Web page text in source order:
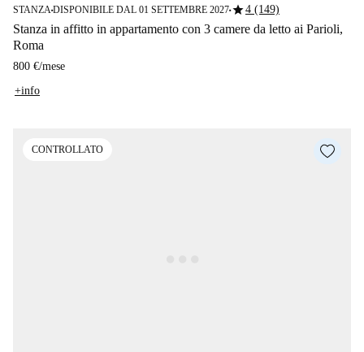
STANZA■DISPONIBILE DAL 01 SETTEMBRE 2027■star4 (149)
Stanza in affitto in appartamento con 3 camere da letto ai Parioli,
Roma
800 €/mese
+info
CONTROLLATO